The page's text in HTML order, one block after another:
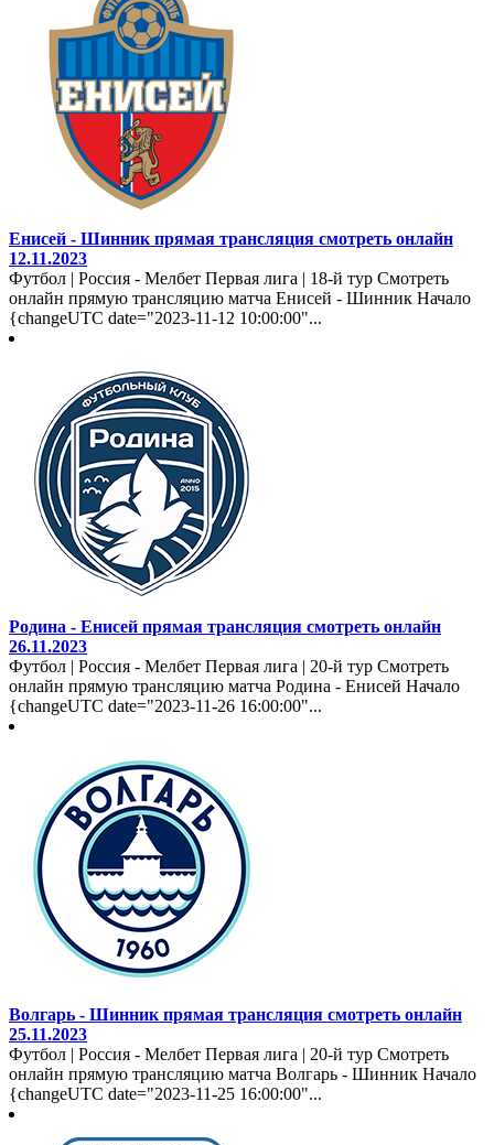
Енисей - Шинник прямая трансляция смотреть онлайн
12.11.2023
Футбол | Россия - Мелбет Первая лига | 18-й тур Смотреть
онлайн прямую трансляцию матча Енисей - Шинник Начало
{changeUTC date="2023-11-12 10:00:00"...
Родина - Енисей прямая трансляция смотреть онлайн
26.11.2023
Футбол | Россия - Мелбет Первая лига | 20-й тур Смотреть
онлайн прямую трансляцию матча Родина - Енисей Начало
{changeUTC date="2023-11-26 16:00:00"...
Волгарь - Шинник прямая трансляция смотреть онлайн
25.11.2023
Футбол | Россия - Мелбет Первая лига | 20-й тур Смотреть
онлайн прямую трансляцию матча Волгарь - Шинник Начало
{changeUTC date="2023-11-25 16:00:00"...